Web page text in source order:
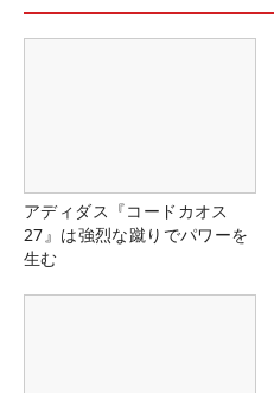
アディダス『コードカオス
27』は強烈な蹴りでパワーを
生む